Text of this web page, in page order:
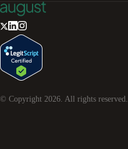
© Copyright 2026. All rights reserved.